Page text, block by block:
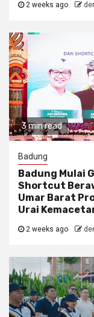
2 weeks ago
3 min read
Badung
Badung Mulai
Shortcut
Umar Barat
Urai
2 weeks ago